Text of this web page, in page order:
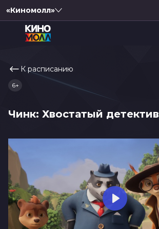
«Киномолл»
К расписанию
Чинк: Хвостатый детектив
6+
Play